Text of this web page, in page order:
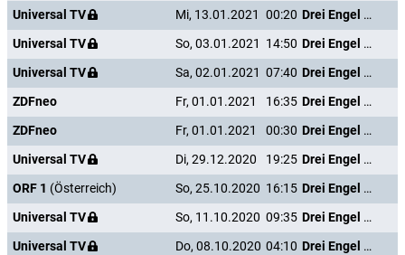
Universal TV
Mi, 13.01.2021 00:20
Drei Engel für Charlie - Volle Power
Universal TV
So, 03.01.2021 14:50
Drei Engel für Charlie - Volle Power
Universal TV
Sa, 02.01.2021 07:40
Drei Engel für Charlie - Volle Power
ZDFneo
Fr, 01.01.2021 16:35
Drei Engel für Charlie - Volle Power
ZDFneo
Fr, 01.01.2021 00:30
Drei Engel für Charlie - Volle Power
Universal TV
Di, 29.12.2020 19:25
Drei Engel für Charlie - Volle Power
ORF 1 (Österreich) So, 25.10.2020 16:15
Drei Engel für Charlie - Volle Power
Universal TV
So, 11.10.2020 09:35
Drei Engel für Charlie - Volle Power
Universal TV
Do, 08.10.2020 04:10
Drei Engel für Charlie - Volle Power